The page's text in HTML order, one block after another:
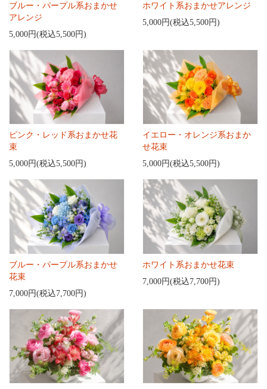
ブルー・パープル系おまかせ
アレンジ
5,000円(税込5,500円)
ホワイト系おまかせアレンジ
5,000円(税込5,500円)
ピンク・レッド系おまかせ花
束
5,000円(税込5,500円)
イエロー・オレンジ系おまか
せ花束
5,000円(税込5,500円)
ブルー・パープル系おまかせ
花束
7,000円(税込7,700円)
ホワイト系おまかせ花束
7,000円(税込7,700円)